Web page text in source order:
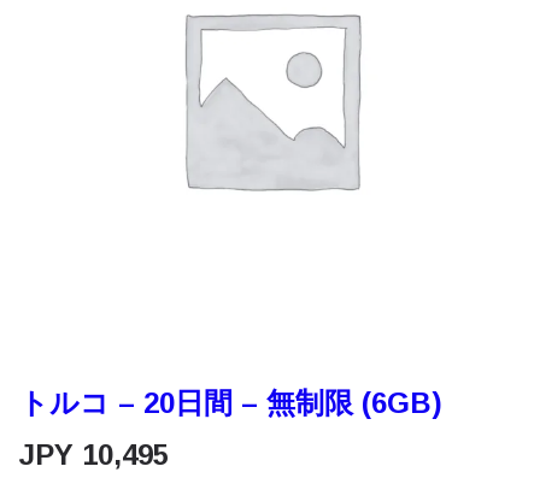
トルコ – 20日間 – 無制限 (6GB)
JPY 10,495